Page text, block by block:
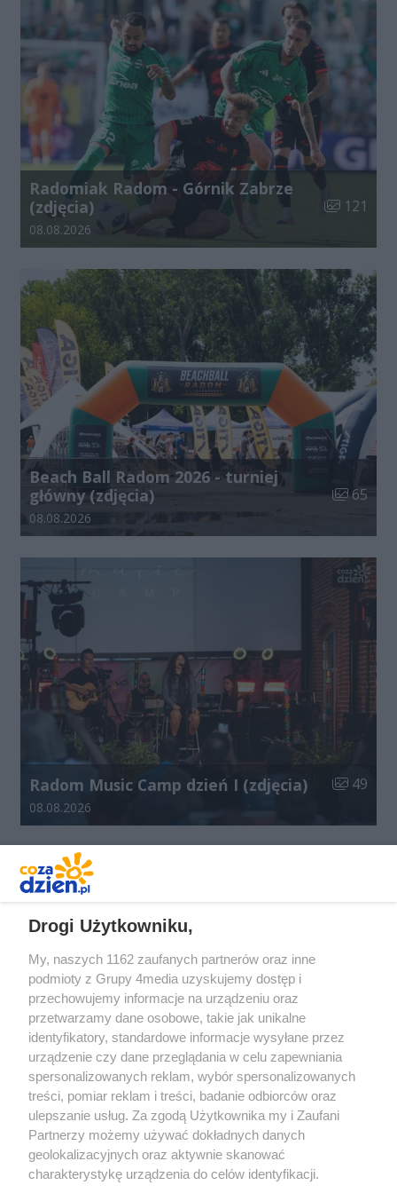
Radomiak Radom - Górnik Zabrze
(zdjęcia)
Liczba
121
Data dodania galerii:
08.08.2026
Beach Ball Radom 2026 - turniej
główny (zdjęcia)
Liczba
65
Data dodania galerii:
08.08.2026
Radom Music Camp dzień I (zdjęcia) Liczba
49
Data dodania galerii:
08.08.2026
Redakcja Reklama Prywatność
Praca Łódź
the:protocol
Drogi Użytkowniku,
My, naszych 1162 zaufanych partnerów oraz inne
podmioty z Grupy 4media uzyskujemy dostęp i
przechowujemy informacje na urządzeniu oraz
przetwarzamy dane osobowe, takie jak unikalne
identyfikatory, standardowe informacje wysyłane przez
urządzenie czy dane przeglądania w celu zapewniania
spersonalizowanych reklam, wybór spersonalizowanych
treści, pomiar reklam i treści, badanie odbiorców oraz
ulepszanie usług. Za zgodą Użytkownika my i Zaufani
Partnerzy możemy używać dokładnych danych
geolokalizacyjnych oraz aktywnie skanować
charakterystykę urządzenia do celów identyfikacji.